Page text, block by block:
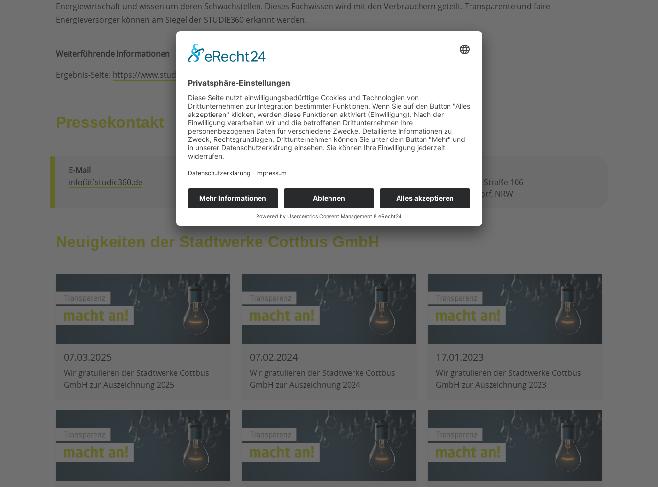
Energiewirtschaft und wissen um deren Schwachstellen. Dieses Fachwissen wird mit den Verbrauchern geteilt. Transparente und faire
Energieversorger können am Siegel der STUDIE360 erkannt werden.
Weiterführende Informationen
Ergebnis-Seite: https://www.studie360.de/energieversorger/Stadtwerke-Cottbus-GmbH.html
Pressekontakt
E-Mail
info(ät)studie360.de
Telefon
Niederkasseler Straße 106
40547 Düsseldorf, NRW
Neuigkeiten der Stadtwerke Cottbus GmbH
07.03.2025
Wir gratulieren der Stadtwerke Cottbus
GmbH zur Auszeichnung 2025
07.02.2024
Wir gratulieren der Stadtwerke Cottbus
GmbH zur Auszeichnung 2024
17.01.2023
Wir gratulieren der Stadtwerke Cottbus
GmbH zur Auszeichnung 2023